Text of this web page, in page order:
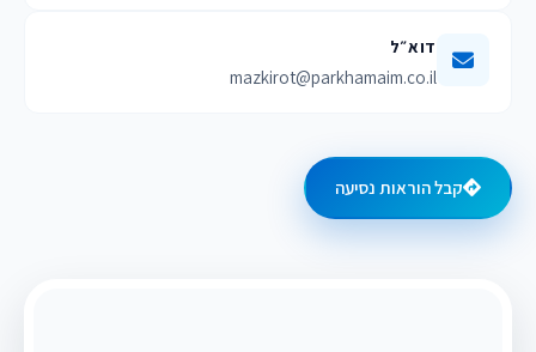
דוא״ל
mazkirot@parkhamaim.co.il
קבל הוראות נסיעה